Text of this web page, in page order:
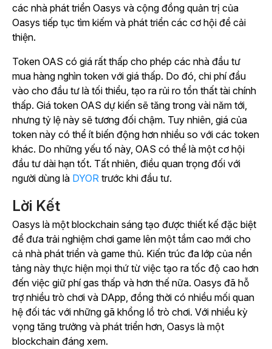
các nhà phát triển Oasys và cộng đồng quản trị của
Oasys tiếp tục tìm kiếm và phát triển các cơ hội để cải
thiện.
Token OAS có giá rất thấp cho phép các nhà đầu tư
mua hàng nghìn token với giá thấp. Do đó, chi phí đầu
vào cho đầu tư là tối thiểu, tạo ra rủi ro tổn thất tài chính
thấp. Giá token OAS dự kiến sẽ tăng trong vài năm tới,
nhưng tỷ lệ này sẽ tương đối chậm. Tuy nhiên, giá của
token này có thể ít biến động hơn nhiều so với các token
khác. Do những yếu tố này, OAS có thể là một cơ hội
đầu tư dài hạn tốt. Tất nhiên, điều quan trọng đối với
người dùng là DYOR trước khi đầu tư.
Lời Kết
Oasys là một blockchain sáng tạo được thiết kế đặc biệt
để đưa trải nghiệm chơi game lên một tầm cao mới cho
cả nhà phát triển và game thủ. Kiến trúc đa lớp của nền
tảng này thực hiện mọi thứ từ việc tạo ra tốc độ cao hơn
đến việc giữ phí gas thấp và hơn thế nữa. Oasys đã hỗ
trợ nhiều trò chơi và DApp, đồng thời có nhiều mối quan
hệ đối tác với những gã khổng lồ trò chơi. Với nhiều kỳ
vọng tăng trưởng và phát triển hơn, Oasys là một
blockchain đáng xem.